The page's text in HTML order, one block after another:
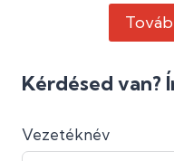
Kérdésed van?
Vezetéknév